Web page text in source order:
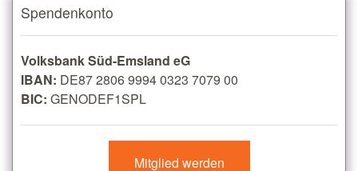
Spendenkonto
Volksbank Süd-Emsland eG
IBAN: DE87 2806 9994 0323 7079 00
BIC: GENODEF1SPL
Mitglied werden